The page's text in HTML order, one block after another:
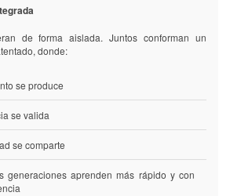
de forma aislada. Juntos conforman un
donde:
se produce
se valida
se comparte
generaciones aprenden más rápido y con